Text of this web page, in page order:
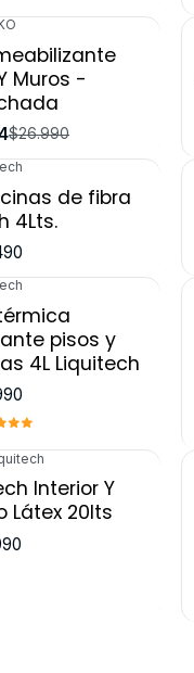
Muros -
$26.990
de fibra
4Lts.
pisos y
4L Liquitech
Interior Y
Látex 20lts